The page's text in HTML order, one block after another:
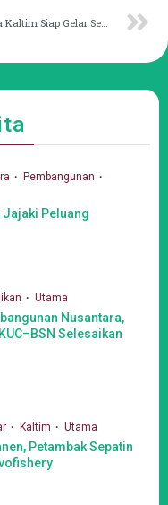
Dispora Kaltim Siap Gelar Sepak Bola U-13 dan U-15 Piala Gubernur
Pembangunan
Jajaki Peluang
Utama
Nusantara,
Selesaikan
Kaltim Utama
Petambak Sepatin